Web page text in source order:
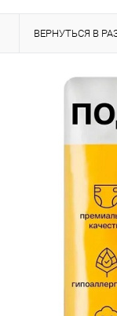
ВЕРНУТЬСЯ В